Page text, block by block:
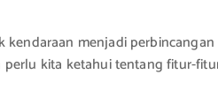
kendaraan menjadi
kita ketahui tentang fitur-